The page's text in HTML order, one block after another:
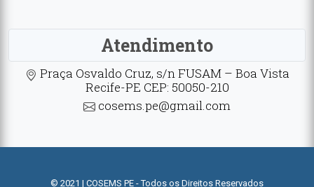
Atendimento
Praça Osvaldo Cruz, s/n FUSAM – Boa Vista
Recife-PE CEP: 50050-210
cosems.pe@gmail.com
© 2021 | COSEMS PE - Todos os Direitos Reservados